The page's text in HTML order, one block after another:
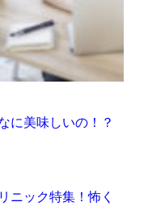
に美味しいの！？
ニック特集！怖く